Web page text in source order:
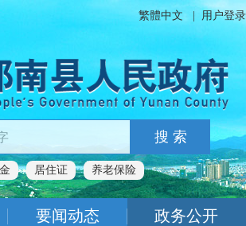
繁體中文 用户登录
搜 索
居住证 养老保险
要闻动态 政务公开